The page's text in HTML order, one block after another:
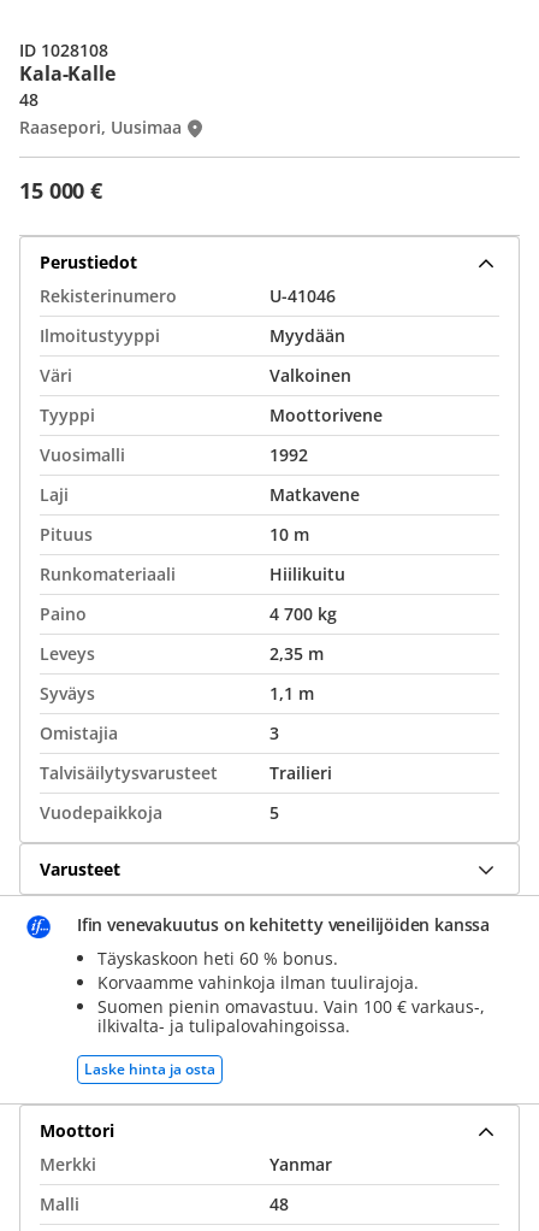
Kala-Kalle
15 000 €
48
Raasepori, Uusimaa
ID 1028108
Perustiedot
Rekisterinumero
U-41046
Ilmoitustyyppi
Myydään
Väri
Valkoinen
Tyyppi
Moottorivene
Vuosimalli
1992
Laji
Matkavene
Pituus
10 m
Runkomateriaali
Hiilikuitu
Paino
4 700 kg
Leveys
2,35 m
Syväys
1,1 m
Omistajia
3
Talvisäilytysvarusteet
Trailieri
Vuodepaikkoja
5
Varusteet
Ifin venevakuutus on kehitetty veneilijöiden kanssa
Täyskaskoon heti 60 % bonus.
Korvaamme vahinkoja ilman tuulirajoja.
Suomen pienin omavastuu. Vain 100 € varkaus-,
ilkivalta- ja tulipalovahingoissa.
Laske hinta ja osta
Moottori
Merkki
Yanmar
Malli
48